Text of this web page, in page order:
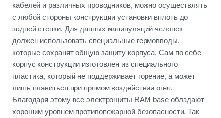
кабелей и различных проводников, можно осуществлять
с любой стороны конструкции установки вплоть до
задней стенки. Для данных манипуляций человек
должен использовать специальные гермовводы,
которые сохранят общую защиту корпуса. Сам по себе
корпус конструкции изготовлен из специального
пластика, который не поддерживает горение, а может
лишь плавиться при прямом воздействии огня.
Благодаря этому все электрощиты RAM base обладают
хорошим уровнем противопожарной безопасности. Так